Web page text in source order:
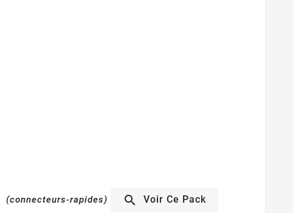
(connecteurs-rapides)  Voir Ce Pack